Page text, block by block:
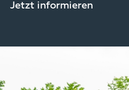
Jetzt informieren